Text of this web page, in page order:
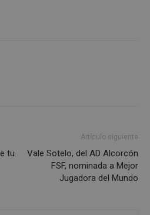
tu
Artículo siguiente
Vale Sotelo, del AD Alcorcón
FSF, nominada a Mejor
Jugadora del Mundo